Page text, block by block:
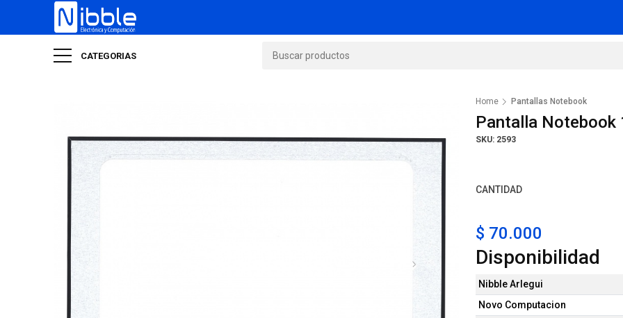
CATEGORIAS
Home Pantallas Notebook
Pantalla Notebook
SKU: 2593
CANTIDAD
$ 70.000
Disponibilidad
Nibble Arlegui
Novo Computacion